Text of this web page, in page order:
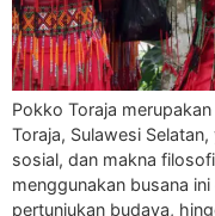
Pokko Toraja
Toraja, Sulawesi
sosial, dan makna
menggunakan busana
pertunjukan budaya,